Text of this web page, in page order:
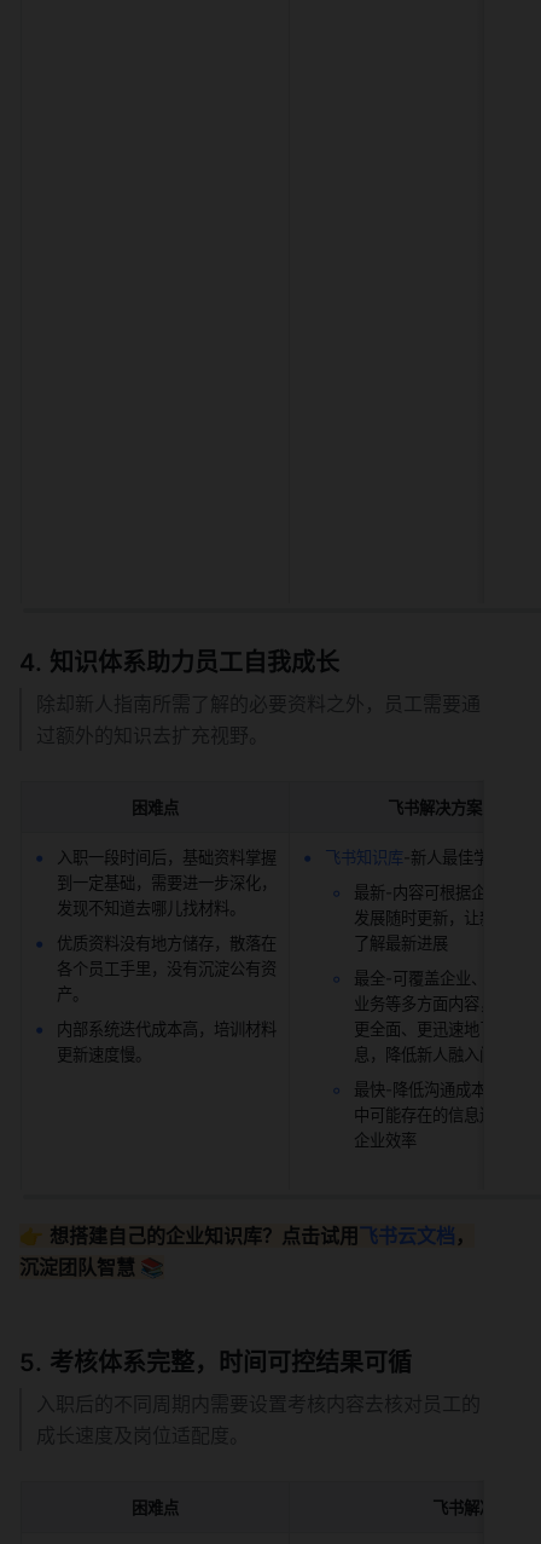
知识体系助力员工自我成长
除却新人指南所需了解的必要资料之外，员工需要通
过额外的知识去扩充视野。
困难点 飞书解决方案
入职一段时间后，基础资料掌握
到一定基础，需要进一步深化，
发现不知道去哪儿找材料。
优质资料没有地方储存，散落在
各个员工手里，没有沉淀公有资
产。
内部系统迭代成本高，培训材料
更新速度慢。
飞书知识库 -新人最佳学习利器
最新-内容可根据企业和业
发展随时更新，让新员工
了解最新进展
最全-可覆盖企业、部门团
业务等多方面内容，让新
更全面、更迅速地了解所
息，降低新人融入门槛
最快-降低沟通成本，避免
中可能存在的信息遗漏，
企业效率
👉 想搭建自己的企业知识库？点击试用 飞书云文档 ，
沉淀团队智慧 📚
考核体系完整，时间可控结果可循
入职后的不同周期内需要设置考核内容去核对员工的
成长速度及岗位适配度。
困难点 飞书解决方案